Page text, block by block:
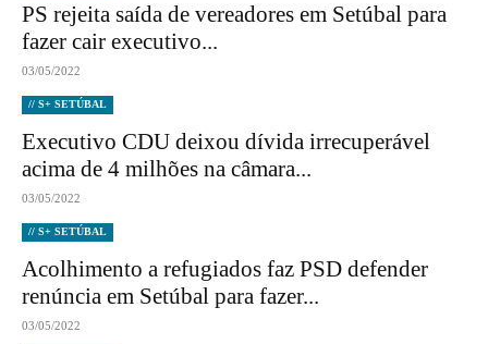
PS rejeita saída de vereadores em Setúbal para
fazer cair executivo...
03/05/2022
// S+ SETÚBAL
Executivo CDU deixou dívida irrecuperável
acima de 4 milhões na câmara...
03/05/2022
// S+ SETÚBAL
Acolhimento a refugiados faz PSD defender
renúncia em Setúbal para fazer...
03/05/2022